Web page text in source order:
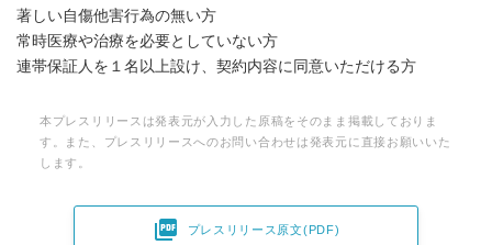
著しい自傷他害行為の無い方
常時医療や治療を必要としていない方
連帯保証人を１名以上設け、契約内容に同意いただける方
本プレスリリースは発表元が入力した原稿をそのまま掲載しておりま
す。また、プレスリリースへのお問い合わせは発表元に直接お願いいた
します。
 プレスリリース原文(PDF)